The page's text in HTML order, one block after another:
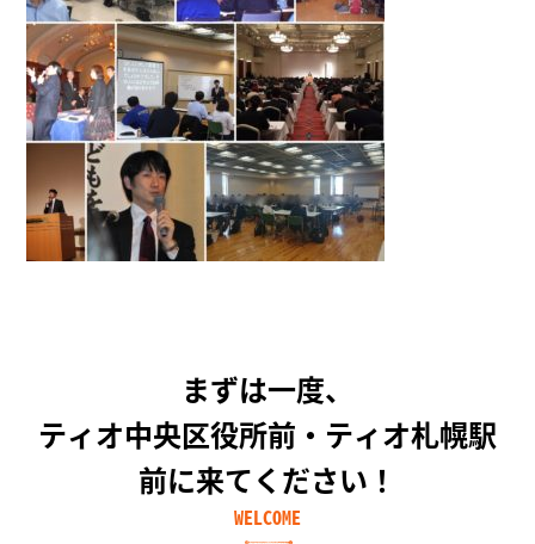
まずは一度、
ティオ中央区役所前・ティオ札幌駅
前に来てください！
WELCOME